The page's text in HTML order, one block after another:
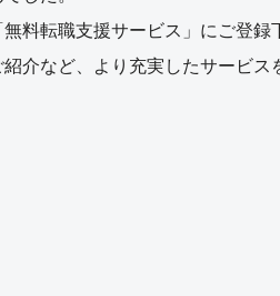
料転職支援サービス」にご登録
介など、より充実したサービス